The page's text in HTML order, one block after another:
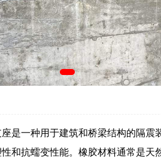
是一种用于建筑和桥梁结构的隔震
和抗蠕变性能。橡胶材料通常是天